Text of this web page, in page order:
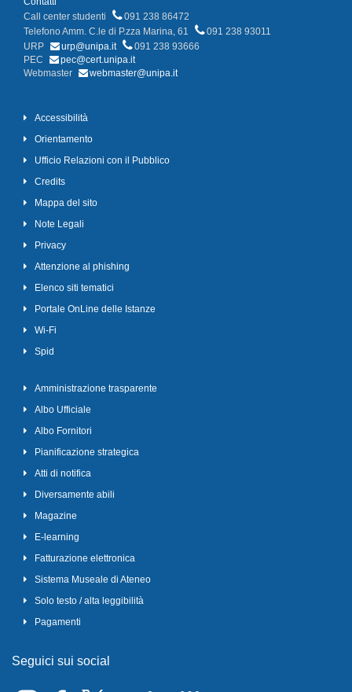
Call center studenti
091 238 86472
Telefono Amm. C.le di P.zza Marina, 61
091 238 93011
URP
urp@unipa.it
091 238 93666
PEC
pec@cert.unipa.it
Webmaster
webmaster@unipa.it
Accessibilità
Orientamento
Ufficio Relazioni con il Pubblico
Credits
Mappa del sito
Note Legali
Privacy
Attenzione al phishing
Elenco siti tematici
Portale OnLine delle Istanze
Wi-Fi
Spid
Amministrazione trasparente
Albo Ufficiale
Albo Fornitori
Pianificazione strategica
Atti di notifica
Diversamente abili
Magazine
E-learning
Fatturazione elettronica
Sistema Museale di Ateneo
Solo testo / alta leggibilità
Pagamenti
Seguici sui social